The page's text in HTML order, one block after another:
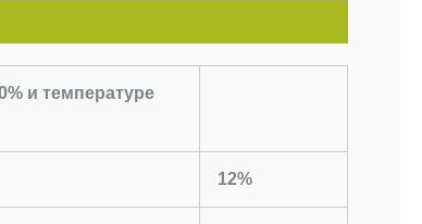
и температуре
12%